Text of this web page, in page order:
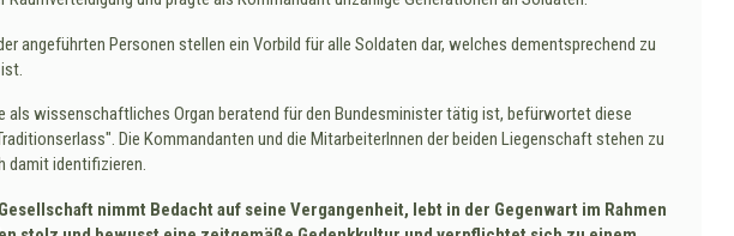
angeführten Personen stellen ein Vorbild für alle Soldaten dar, welches dementsprechend zu
als wissenschaftliches Organ beratend für den Bundesminister tätig ist, befürwortet diese
Die Kommandanten und die MitarbeiterInnen der beiden Liegenschaft stehen zu
damit identifizieren.
nimmt Bedacht auf seine Vergangenheit, lebt in der Gegenwart im Rahmen